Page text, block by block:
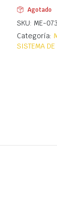
Agotado
SKU: ME-073
Categoría:
SISTEMA DE